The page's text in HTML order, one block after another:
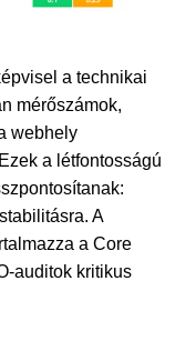
a technikai
mérőszámok,
webhely
a létfontosságú
A
a Core
auditok kritikus